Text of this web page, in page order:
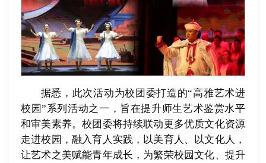
据悉，此次活动为校团委打造的“高雅艺术进
校园”系列活动之一，旨在提升师生艺术鉴赏水平
和审美素养。校团委将持续联动更多优质文化资源
走进校园，融入育人实践，以美育人、以文化人，
让艺术之美赋能青年成长，为繁荣校园文化、提升